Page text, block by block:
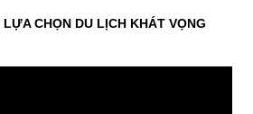
CHỌN DU LỊCH KHÁT VỌNG